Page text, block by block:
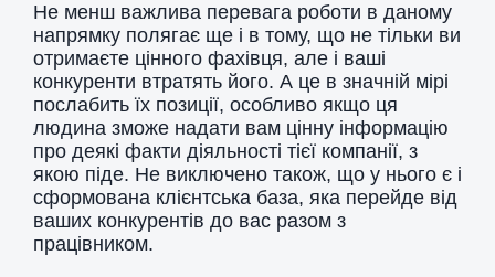
Не менш важлива перевага роботи в даному
напрямку полягає ще і в тому, що не тільки ви
отримаєте цінного фахівця, але і ваші
конкуренти втратять його. А це в значній мірі
послабить їх позиції, особливо якщо ця
людина зможе надати вам цінну інформацію
про деякі факти діяльності тієї компанії, з
якою піде. Не виключено також, що у нього є і
сформована клієнтська база, яка перейде від
ваших конкурентів до вас разом з
працівником.